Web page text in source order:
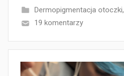
Dermopigmentacja otoczki,
19 komentarzy